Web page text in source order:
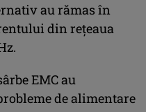
au rămas în
din reţeaua
EMC au
de alimentare